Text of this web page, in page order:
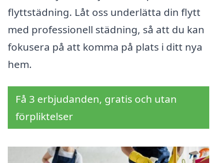
flyttstädning. Låt oss underlätta din flytt
med professionell städning, så att du kan
fokusera på att komma på plats i ditt nya
hem.
Få 3 erbjudanden, gratis och utan
förpliktelser